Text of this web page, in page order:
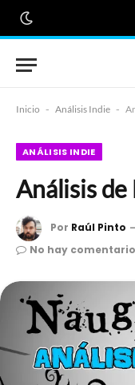
Inicio - Análisis Indie -
ANÁLISIS INDIE
Análisis de
Por Raúl Pinto
No hay